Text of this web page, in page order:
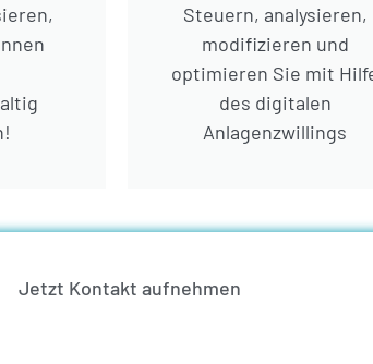
Steuern, analysieren,
modifizieren und
optimieren Sie mit
des digitalen
Anlagenzwillings
Jetzt Kontakt aufnehmen